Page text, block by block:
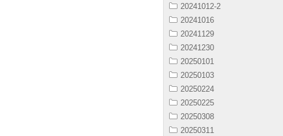
20241012-2
20241016
20241129
20241230
20250101
20250103
20250224
20250225
20250308
20250311